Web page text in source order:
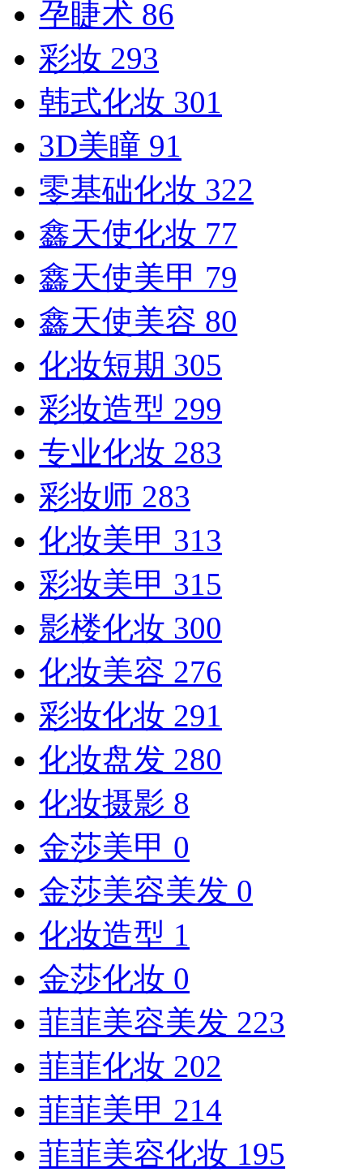
孕睫术 86
彩妆 293
韩式化妆 301
3D美瞳 91
零基础化妆 322
鑫天使化妆 77
鑫天使美甲 79
鑫天使美容 80
化妆短期 305
彩妆造型 299
专业化妆 283
彩妆师 283
化妆美甲 313
彩妆美甲 315
影楼化妆 300
化妆美容 276
彩妆化妆 291
化妆盘发 280
化妆摄影 8
金莎美甲 0
金莎美容美发 0
化妆造型 1
金莎化妆 0
菲菲美容美发 223
菲菲化妆 202
菲菲美甲 214
菲菲美容化妆 195